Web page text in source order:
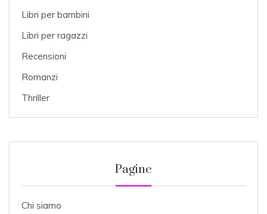
Libri per bambini
Libri per ragazzi
Recensioni
Romanzi
Thriller
Pagine
Chi siamo